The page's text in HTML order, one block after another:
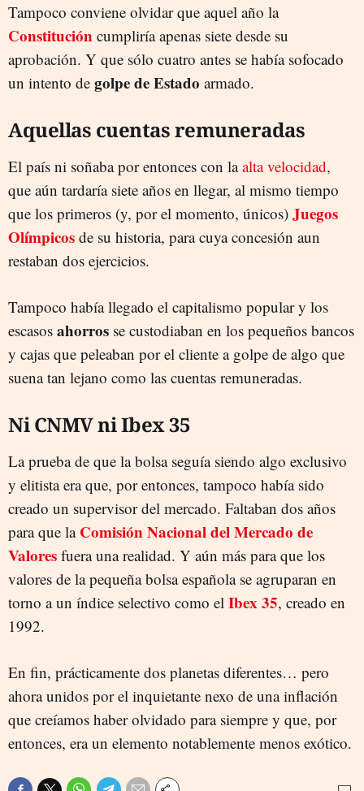
Tampoco conviene olvidar que aquel año la
Constitución cumpliría apenas siete desde su
aprobación. Y que sólo cuatro antes se había sofocado
un intento de golpe de Estado armado.
Aquellas cuentas remuneradas
El país ni soñaba por entonces con laalta velocidad,
que aún tardaría siete años en llegar, al mismo tiempo
que los primeros (y, por el momento, únicos) Juegos
Olímpicos de su historia, para cuya concesión aun
restaban dos ejercicios.
Tampoco había llegado el capitalismo popular y los
escasos ahorros se custodiaban en los pequeños bancos
y cajas que peleaban por el cliente a golpe de algo que
suena tan lejano como las cuentas remuneradas.
Ni CNMV ni Ibex 35
La prueba de que la bolsa seguía siendo algo exclusivo
y elitista era que, por entonces, tampoco había sido
creado un supervisor del mercado. Faltaban dos años
para que la Comisión Nacional del Mercado de
Valores fuera una realidad. Y aún más para que los
valores de la pequeña bolsa española se agruparan en
torno a un índice selectivo como el Ibex 35, creado en
1992.
En fin, prácticamente dos planetas diferentes… pero
ahora unidos por el inquietante nexo de una inflación
que creíamos haber olvidado para siempre y que, por
entonces, era un elemento notablemente menos exótico.